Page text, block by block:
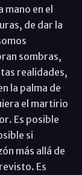
mano en el
de dar la
sombras,
realidades,
la palma de
el martirio
Es posible
si
más allá de
Es